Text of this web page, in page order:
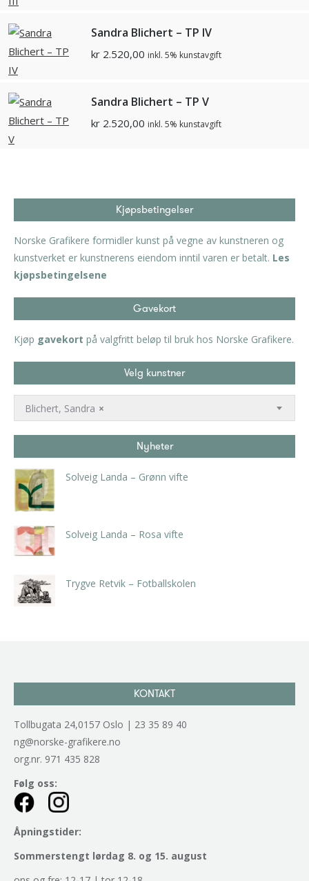
Sandra Blichert – TP IV
kr 2.520,00 inkl. 5% kunstavgift
Sandra Blichert – TP V
kr 2.520,00 inkl. 5% kunstavgift
Kjøpsbetingelser
Norske Grafikere formidler kunst på vegne av kunstneren og
kunstverket er kunstnerens eiendom inntil varen er betalt. Les
kjøpsbetingelsene
Gavekort
Kjøp gavekort på valgfritt beløp til bruk hos Norske Grafikere.
Velg kunstner
×
Blichert, Sandra
Nyheter
Solveig Landa – Grønn vifte
Solveig Landa – Rosa vifte
Trygve Retvik – Fotballskolen
KONTAKT
Tollbugata 24,0157 Oslo | 23 35 89 40
ng@norske-grafikere.no
org.nr. 971 435 828
Følg oss:
Åpningstider:
Sommerstengt lørdag 8. og 15. august